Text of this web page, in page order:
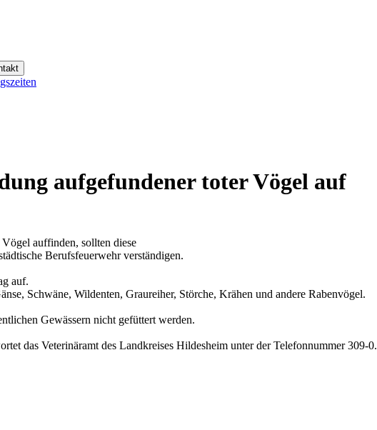
aufgefundener toter Vögel auf
auffinden, sollten diese
Berufsfeuerwehr verständigen.
auf.
Schwäne, Wildenten, Graureiher, Störche, Krähen und andere Rabenvögel.
Gewässern nicht gefüttert werden.
das Veterinäramt des Landkreises Hildesheim unter der Telefonnummer 309-0.